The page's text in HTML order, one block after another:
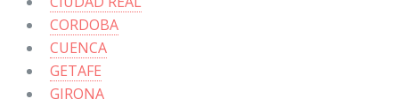
CORDOBA
CUENCA
GETAFE
GIRONA